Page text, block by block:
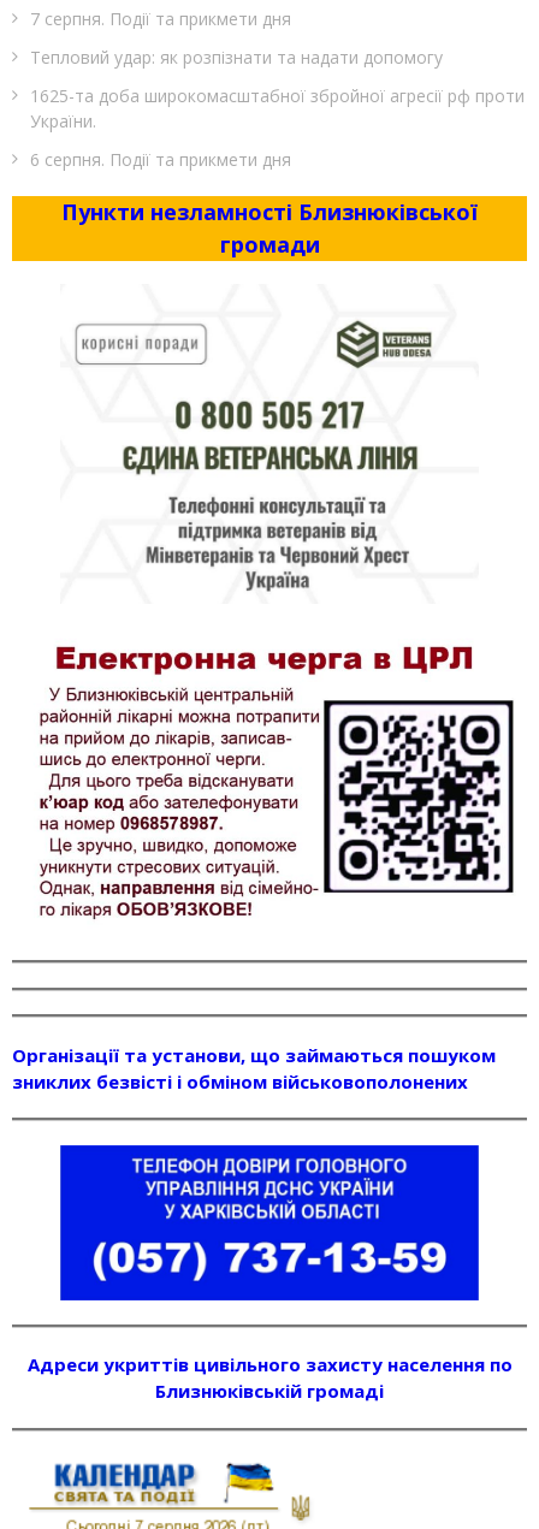
7 серпня. Події та прикмети дня
Тепловий удар: як розпізнати та надати допомогу
1625-та доба широкомасштабної збройної агресії рф проти
України.
6 серпня. Події та прикмети дня
Пункти незламності Близнюківської
громади
Організації та установи, що займаються пошуком
зниклих безвісті і обміном військовополонених
Адреси укриттів цивільного захисту населення по
Близнюківській громаді